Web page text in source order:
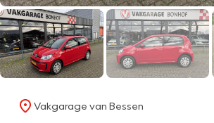
Vakgarage van Bessen